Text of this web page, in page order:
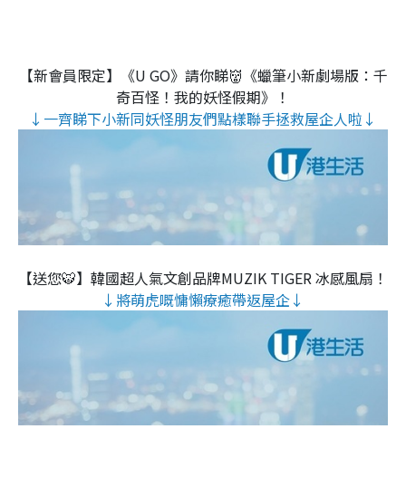
【新會員限定】《U GO》請你睇👹《蠟筆小新劇場版：千
奇百怪！我的妖怪假期》！
↓一齊睇下小新同妖怪朋友們點樣聯手拯救屋企人啦↓
【送您🐯】韓國超人氣文創品牌MUZIK TIGER 冰感風扇！
↓將萌虎嘅慵懶療癒帶返屋企↓